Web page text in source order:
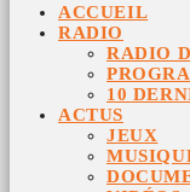
ACCUEIL
RADIO
RADIO
10
ACTUS
JEUX